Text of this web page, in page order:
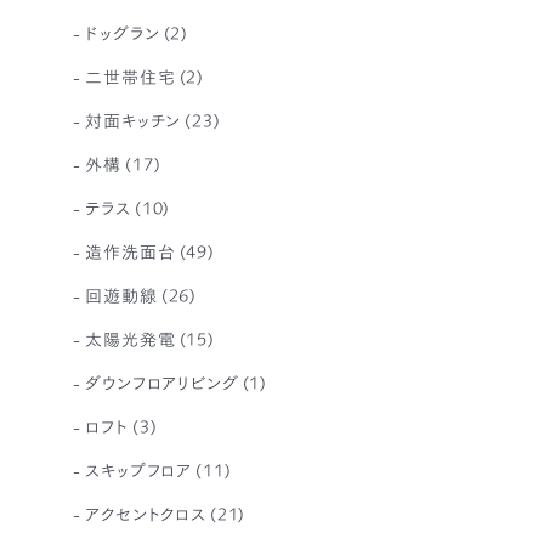
ドッグラン (2)
二世帯住宅 (2)
対面キッチン (23)
外構 (17)
テラス (10)
造作洗面台 (49)
回遊動線 (26)
太陽光発電 (15)
ダウンフロアリビング (1)
ロフト (3)
スキップフロア (11)
アクセントクロス (21)